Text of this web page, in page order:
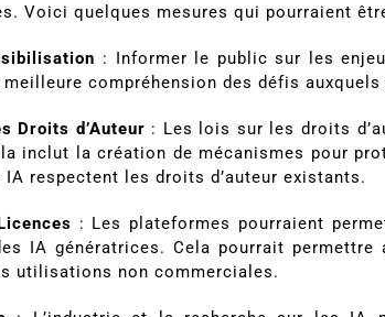
Voici quelques mesures qui pourraient
: Informer le public sur les
meilleure compréhension des défis
Droits d’Auteur : Les lois sur les droits
inclut la création de mécanismes pour
IA respectent les droits d’auteur existants.
: Les plateformes pourraient
IA génératrices. Cela pourrait
utilisations non commerciales.